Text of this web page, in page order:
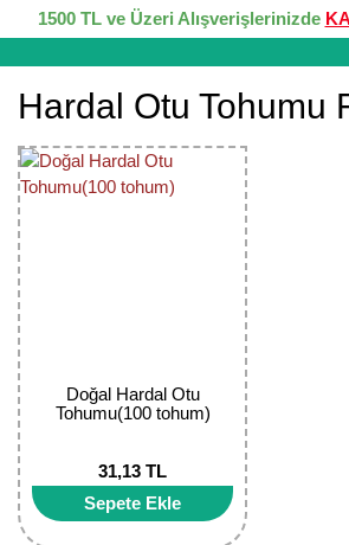
1500 TL ve Üzeri Alışverişlerinizde
Hardal Otu Tohumu
Doğal Hardal Otu
Tohumu(100 tohum)
31,13 TL
Sepete Ekle